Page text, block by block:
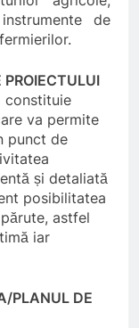
de
PROIECTULUI
constituie
va permite
punct de
și detaliată
posibilitatea
astfel
iar
PLANUL DE